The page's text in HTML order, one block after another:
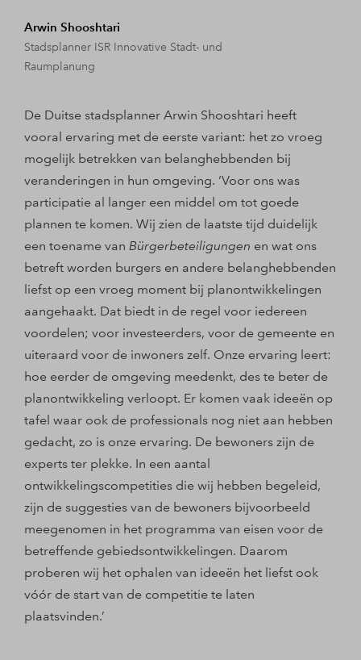
Arwin Shooshtari
Stadsplanner ISR Innovative Stadt- und
Raumplanung
De Duitse stadsplanner Arwin Shooshtari heeft
vooral ervaring met de eerste variant: het zo vroeg
mogelijk betrekken van belanghebbenden bij
veranderingen in hun omgeving. ‘Voor ons was
participatie al langer een middel om tot goede
plannen te komen. Wij zien de laatste tijd duidelijk
een toename van Bürgerbeteiligungen en wat ons
betreft worden burgers en andere belanghebbenden
liefst op een vroeg moment bij planontwikkelingen
aangehaakt. Dat biedt in de regel voor iedereen
voordelen; voor investeerders, voor de gemeente en
uiteraard voor de inwoners zelf. Onze ervaring leert:
hoe eerder de omgeving meedenkt, des te beter de
planontwikkeling verloopt. Er komen vaak ideeën op
tafel waar ook de professionals nog niet aan hebben
gedacht, zo is onze ervaring. De bewoners zijn de
experts ter plekke. In een aantal
ontwikkelingscompetities die wij hebben begeleid,
zijn de suggesties van de bewoners bijvoorbeeld
meegenomen in het programma van eisen voor de
betreffende gebiedsontwikkelingen. Daarom
proberen wij het ophalen van ideeën het liefst ook
vóór de start van de competitie te laten
plaatsvinden.’